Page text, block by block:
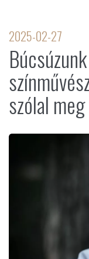
2025-02-27
szólal